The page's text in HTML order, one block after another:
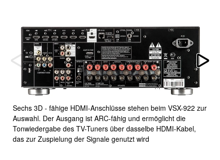
Sechs 3D - fähige HDMI-Anschlüsse stehen beim VSX-922 zur
Auswahl. Der Ausgang ist ARC-fähig und ermöglicht die
Tonwiedergabe des TV-Tuners über dasselbe HDMI-Kabel,
das zur Zuspielung der Signale genutzt wird